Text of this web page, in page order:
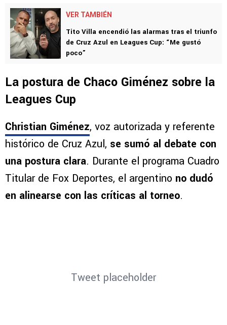
VER TAMBIÉN
Tito Villa encendió las alarmas tras el triunfo
de Cruz Azul en Leagues Cup: “Me gustó
poco”
La postura de Chaco Giménez sobre la
Leagues Cup
Christian Giménez, voz autorizada y referente
histórico de Cruz Azul, se sumó al debate con
una postura clara. Durante el programa Cuadro
Titular de Fox Deportes, el argentino no dudó
en alinearse con las críticas al torneo.
Tweet placeholder